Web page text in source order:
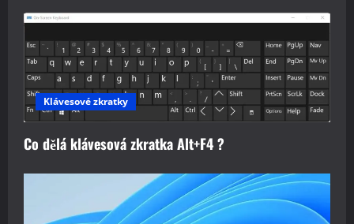
Klávesové zkratky
Co dělá klávesová zkratka Alt+F4 ?